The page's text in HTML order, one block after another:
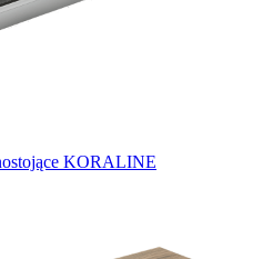
KORALINE